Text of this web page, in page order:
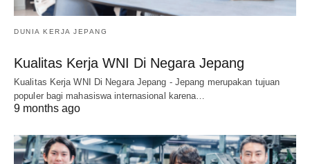
DUNIA KERJA JEPANG
Kualitas Kerja WNI Di Negara Jepang
Kualitas Kerja WNI Di Negara Jepang - Jepang merupakan tujuan
populer bagi mahasiswa internasional karena…
9 months ago